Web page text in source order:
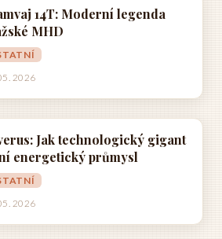
14T: Moderní legenda
MHD
2026
Jak technologický gigant
energetický průmysl
2026